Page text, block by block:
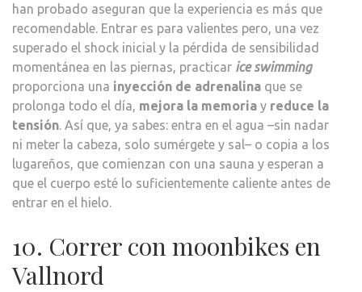
han probado aseguran que la experiencia es más que
recomendable. Entrar es para valientes pero, una vez
superado el shock inicial y la pérdida de sensibilidad
momentánea en las piernas, practicar ice swimming
proporciona una inyección de adrenalina que se
prolonga todo el día, mejora la memoria y reduce la
tensión. Así que, ya sabes: entra en el agua –sin nadar
ni meter la cabeza, solo sumérgete y sal– o copia a los
lugareños, que comienzan con una sauna y esperan a
que el cuerpo esté lo suficientemente caliente antes de
entrar en el hielo.
10. Correr con moonbikes en
Vallnord